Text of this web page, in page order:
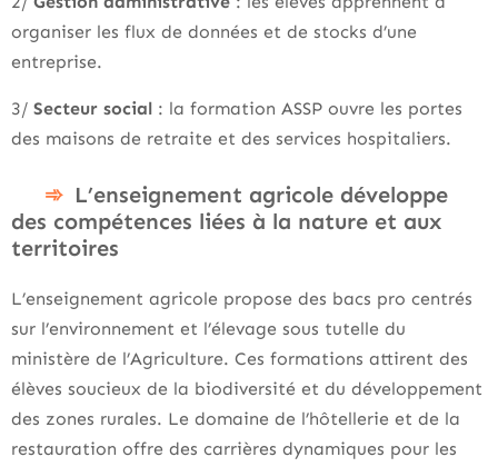
organiser les flux de données et de stocks d’une
entreprise.
3/ Secteur social : la formation ASSP ouvre les portes
des maisons de retraite et des services hospitaliers.
L’enseignement agricole développe
des compétences liées à la nature et aux
territoires
L’enseignement agricole propose des bacs pro centrés
sur l’environnement et l’élevage sous tutelle du
ministère de l’Agriculture. Ces formations attirent des
élèves soucieux de la biodiversité et du développement
des zones rurales. Le domaine de l’hôtellerie et de la
restauration offre des carrières dynamiques pour les